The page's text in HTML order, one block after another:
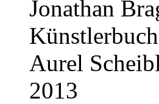
Jonathan
Künstlerbuch
Aurel
2013